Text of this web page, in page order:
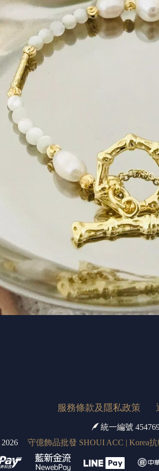
服務條款及隱私政策
統一編號
2026 守億飾品批發 SHOUI ACC | Korea